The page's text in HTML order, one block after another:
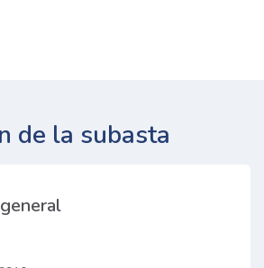
de la subasta